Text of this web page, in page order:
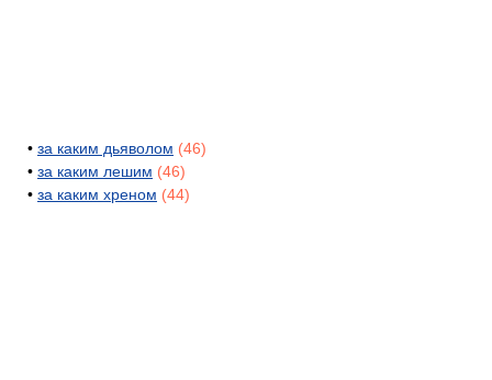
• за каким дьяволом (46)
• за каким лешим (46)
• за каким хреном (44)